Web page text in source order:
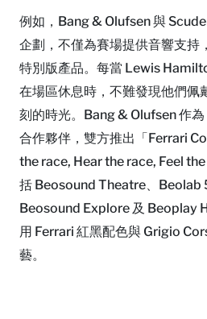
例如，Bang & Olufsen 與
企劃，不僅為賽場提供音響支持
特別版產品。每當 Lewis
在場區休息時，不難發現他們佩
刻的時光。Bang & Olufsen 作
合作夥伴，雙方推出「Ferrari
the race, Hear the race, Feel
括 Beosound Theatre、Beolab
Beosound Explore 及 Beoplay
用 Ferrari 紅黑配色與 Grigio
藝。